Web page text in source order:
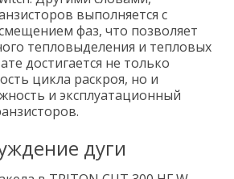
выполняется с
фаз, что позволяет
тепловыделения и тепловых
достигается не только
цикла раскроя, но и
и эксплуатационный
дуги